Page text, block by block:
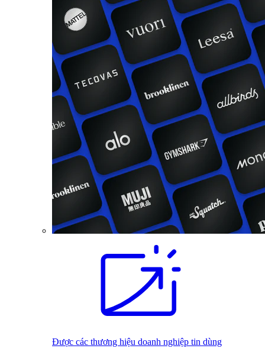
Được các thương hiệu doanh nghiệp tin dùng